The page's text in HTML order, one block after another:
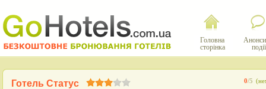
Головна
сторінка
події
0/5
Готель Статус